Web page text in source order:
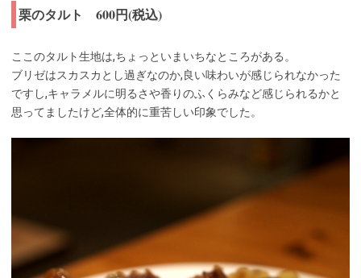
栗のタルト 600円(税込)
ここのタルト生地は,ちょっといまいちなところがある。
ブリゼはスカスカとし過ぎなのか,良い味わいが感じられなかった
ですし,キャラメルに明るさや香りのふくらみなど感じられるかと
思ってましたけど,全体的に重苦しい印象でした。